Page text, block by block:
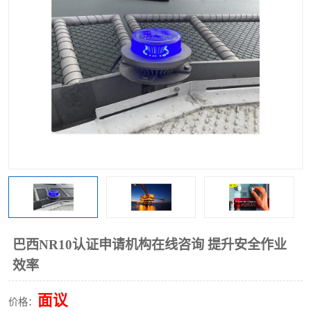
巴西NR10认证申请机构在线咨询 提升安全作业
效率
价格： 面议